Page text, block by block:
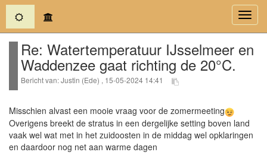
(current)
Re: Watertemperatuur IJsselmeer en
Waddenzee gaat richting de 20°C.
Bericht van: Justin (Ede) , 15-05-2024 14:41
Misschien alvast een mooie vraag voor de zomermeeting
Overigens breekt de stratus in een dergelijke setting boven land
vaak wel wat met in het zuidoosten in de middag wel opklaringen
en daardoor nog net aan warme dagen